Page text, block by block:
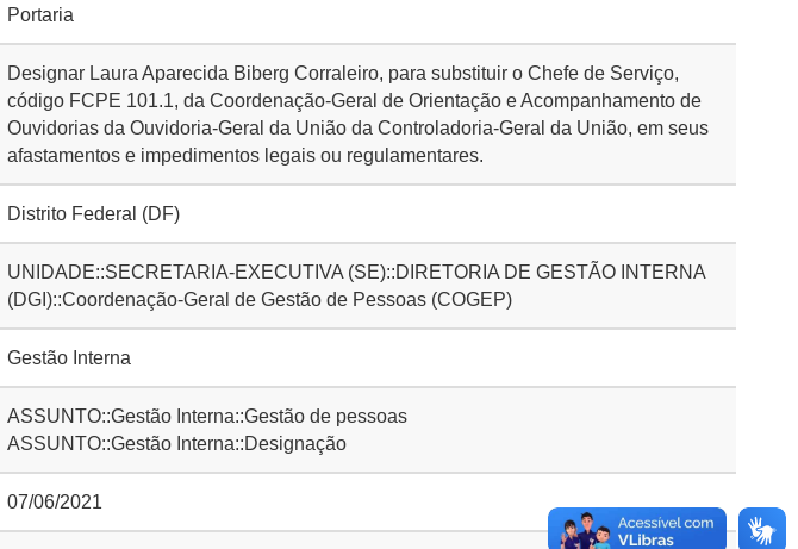
Portaria
Designar Laura Aparecida Biberg Corraleiro, para substituir o Chefe de Serviço,
código FCPE 101.1, da Coordenação-Geral de Orientação e Acompanhamento de
Ouvidorias da Ouvidoria-Geral da União da Controladoria-Geral da União, em seus
afastamentos e impedimentos legais ou regulamentares.
Distrito Federal (DF)
UNIDADE::SECRETARIA-EXECUTIVA (SE)::DIRETORIA DE GESTÃO INTERNA
(DGI)::Coordenação-Geral de Gestão de Pessoas (COGEP)
Gestão Interna
ASSUNTO::Gestão Interna::Gestão de pessoas
ASSUNTO::Gestão Interna::Designação
07/06/2021